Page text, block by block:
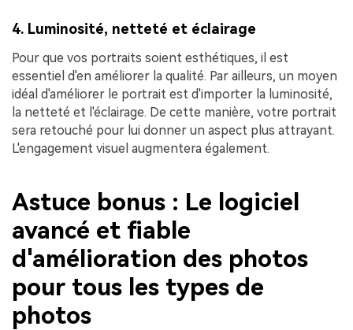
4. Luminosité, netteté et éclairage
Pour que vos portraits soient esthétiques, il est
essentiel d'en améliorer la qualité. Par ailleurs, un moyen
idéal d'améliorer le portrait est d'importer la luminosité,
la netteté et l'éclairage. De cette manière, votre portrait
sera retouché pour lui donner un aspect plus attrayant.
L'engagement visuel augmentera également.
Astuce bonus : Le logiciel
avancé et fiable
d'amélioration des photos
pour tous les types de
photos